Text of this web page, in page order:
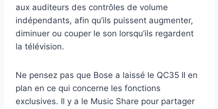
aux auditeurs des contrôles de volume
indépendants, afin qu’ils puissent augmenter,
diminuer ou couper le son lorsqu’ils regardent
la télévision.
Ne pensez pas que Bose a laissé le QC35 II en
plan en ce qui concerne les fonctions
exclusives. Il y a le Music Share pour partager